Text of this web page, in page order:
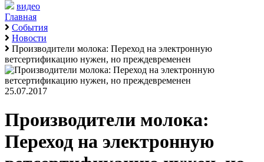
видео
Главная
События
Новости
Производители молока: Переход на электронную
ветсертификацию нужен, но преждевременен
25.07.2017
Производители молока:
Переход на электронную